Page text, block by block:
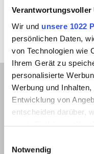
Verantwortungsvoller
Wir und unsere 1022
persönlichen Daten,
von Technologien wie
Ihrem Gerät zu
personalisierte
Werbung und
Entwicklung von
entscheiden darüber,
Trigger Symbol ändern
Notwendig